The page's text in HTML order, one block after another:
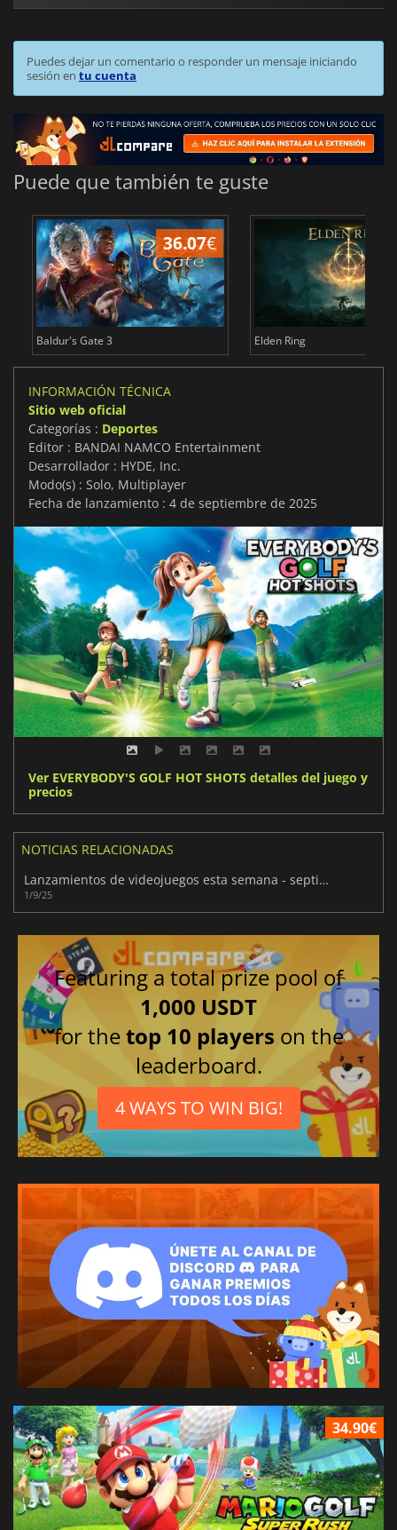
Puedes dejar un comentario o responder un mensaje iniciando
sesión en tu cuenta
Puede que también te guste
36.07€
Baldur's Gate 3 Elden Ring
INFORMACIÓN TÉCNICA
Sitio web oficial
Categorías : Deportes
Editor : BANDAI NAMCO Entertainment
Desarrollador : HYDE, Inc.
Modo(s) : Solo, Multiplayer
Fecha de lanzamiento : 4 de septiembre de 2025
Ver EVERYBODY'S GOLF HOT SHOTS detalles del juego y
precios
NOTICIAS RELACIONADAS
Lanzamientos de videojuegos esta semana - septiembre 2025 (Semana 36)
1/9/25
Featuring a total prize pool of
1,000 USDT
for thetop 10 players on the
leaderboard.
4 WAYS TO WIN BIG!
34.90€